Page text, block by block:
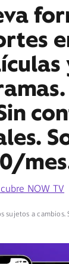
NOW TV
sujetos a